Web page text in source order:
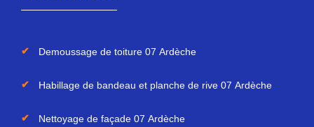
Demoussage de toiture 07 Ardèche
Habillage de bandeau et planche de rive 07 Ardèche
Nettoyage de façade 07 Ardèche